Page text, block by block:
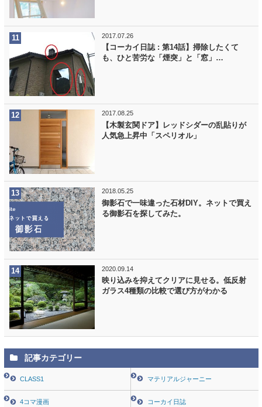
2017.07.26
【コーカイ日誌 : 第14話】掃除したくて
も、ひと苦労な「煙突」と「窓」…
2017.08.25
【木製玄関ドア】レッドシダーの乱貼りが
人気急上昇中「スペリオル」
2018.05.25
御影石で一味違った石材DIY。ネットで買え
る御影石を探してみた。
2020.09.14
映り込みを抑えてクリアに見せる。低反射
ガラス4種類の比較で選び方がわかる
記事カテゴリー
CLASS1 マテリアルジャーニー
4コマ漫画 コーカイ日誌